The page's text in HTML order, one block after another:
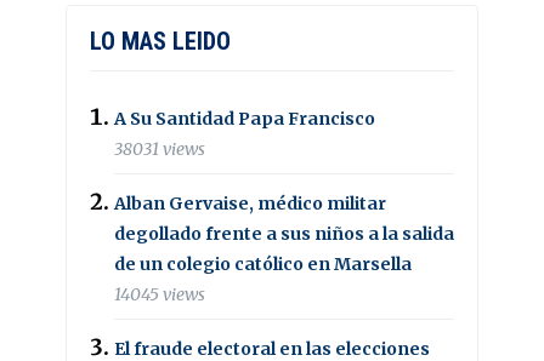
LO MAS LEIDO
A Su Santidad Papa Francisco
38031 views
Alban Gervaise, médico militar
degollado frente a sus niños a la salida
de un colegio católico en Marsella
14045 views
El fraude electoral en las elecciones